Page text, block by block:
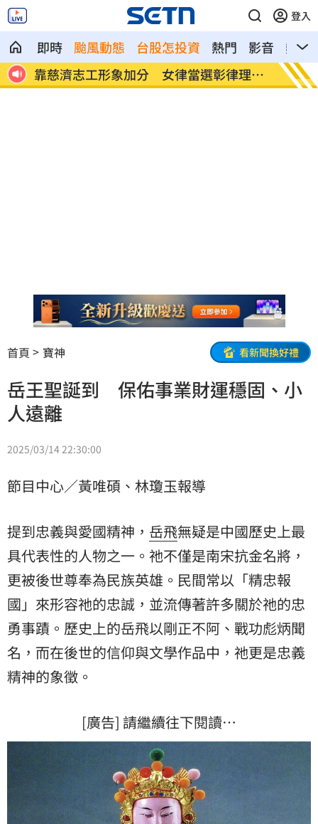
登入
即時 颱風動態 台股怎投資 熱門 影音
熱搜
猛 靠慈濟志工形象加分 女律當選彰律理事
長
60歲
首頁 寶神 看新聞換好禮
岳王聖誕到 保佑事業財運穩固、小
人遠離
2025/03/14 22:30:00
節目中心／黃唯碩、林瓊玉報導
提到忠義與愛國精神， 岳飛無疑是中國歷史上最
具代表性的人物之一。祂不僅是南宋抗金名將，
更被後世尊奉為民族英雄。民間常以「精忠報
國」來形容祂的忠誠，並流傳著許多關於祂的忠
勇事蹟。歷史上的岳飛以剛正不阿、戰功彪炳聞
名，而在後世的信仰與文學作品中，祂更是忠義
精神的象徵。
[廣告] 請繼續往下閱讀…